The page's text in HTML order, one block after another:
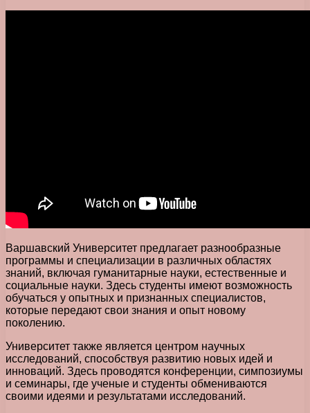
Варшавский Университет предлагает разнообразные
программы и специализации в различных областях
знаний, включая гуманитарные науки, естественные и
социальные науки. Здесь студенты имеют возможность
обучаться у опытных и признанных специалистов,
которые передают свои знания и опыт новому
поколению.
Университет также является центром научных
исследований, способствуя развитию новых идей и
инноваций. Здесь проводятся конференции, симпозиумы
и семинары, где ученые и студенты обмениваются
своими идеями и результатами исследований.